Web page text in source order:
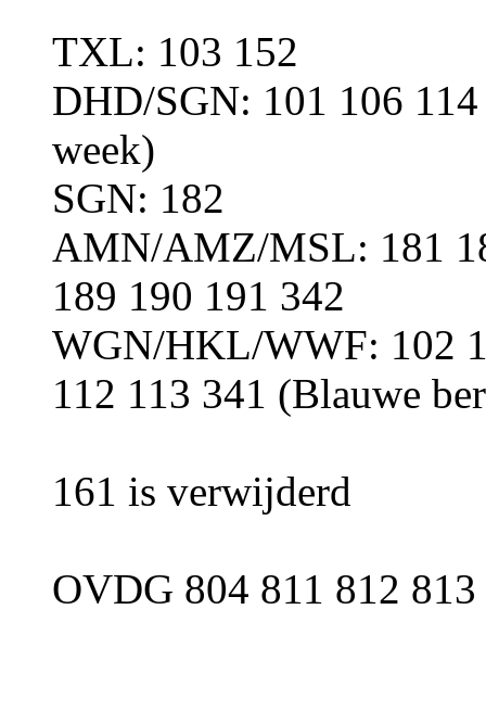
TXL: 103 152
DHD/SGN: 101 106
week)
SGN: 182
AMN/AMZ/MSL: 181
189 190 191 342
WGN/HKL/WWF: 102
112 113 341 (Blauwe
161 is verwijderd
OVDG 804 811 812 813